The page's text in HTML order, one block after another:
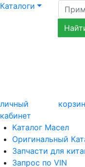
Каталоги
личный
кабинет
Каталог Масел
Оригинальный
Запчасти для
Запрос по VIN